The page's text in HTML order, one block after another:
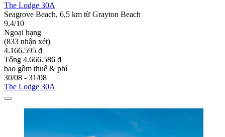
The Lodge 30A
Seagrove Beach, 6,5 km từ Grayton Beach
9,4/10
Ngoại hạng
(833 nhận xét)
4.166.595 ₫
Tổng 4.666.586 ₫
bao gồm thuế & phí
30/08 - 31/08
The Lodge 30A